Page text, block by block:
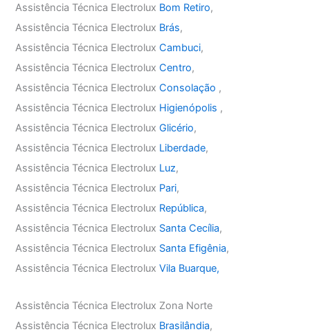
Assistência Técnica Electrolux Bom Retiro,
Assistência Técnica Electrolux Brás,
Assistência Técnica ElectroluxCambuci,
Assistência Técnica ElectroluxCentro,
Assistência Técnica ElectroluxConsolação ,
Assistência Técnica Electrolux Higienópolis ,
Assistência Técnica ElectroluxGlicério,
Assistência Técnica Electrolux Liberdade,
Assistência Técnica Electrolux Luz,
Assistência Técnica Electrolux Pari,
Assistência Técnica Electrolux República,
Assistência Técnica Electrolux Santa Cecília,
Assistência Técnica Electrolux Santa Efigênia,
Assistência Técnica ElectroluxVila Buarque,
Assistência Técnica Electrolux Zona Norte
Assistência Técnica Electrolux Brasilândia,